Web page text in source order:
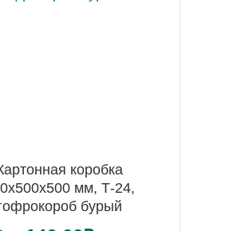
коробка
мм, Т-24,
бурый